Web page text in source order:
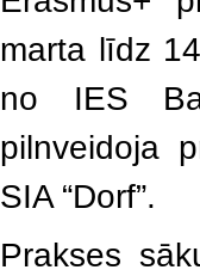
marta līdz
no IES
pilnveidoja
SIA “Dorf”.
Prakses